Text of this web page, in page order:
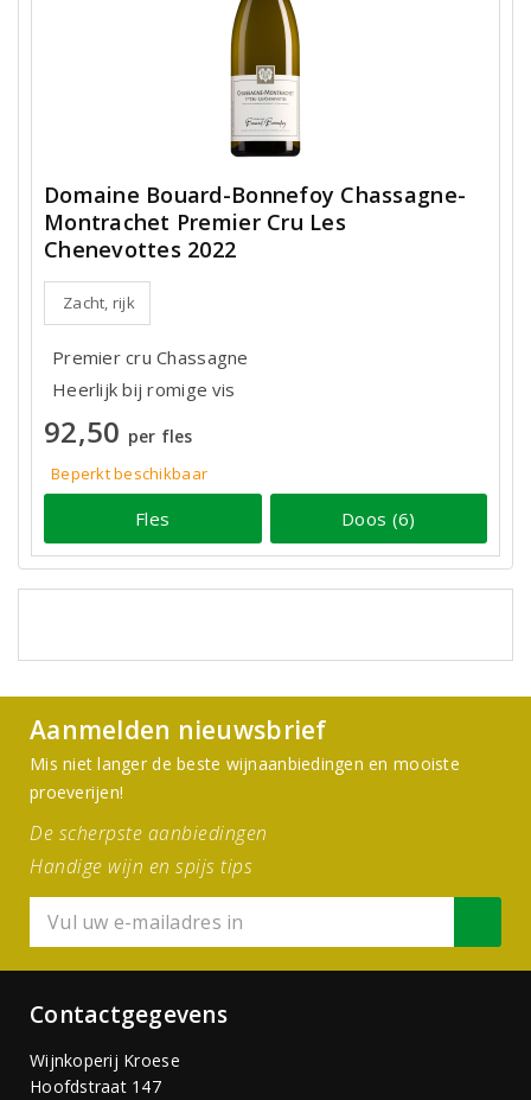
Domaine Bouard-Bonnefoy Chassagne-
Montrachet Premier Cru Les
Chenevottes 2022
Zacht, rijk
Premier cru Chassagne
Heerlijk bij romige vis
92,50 per fles
Beperkt beschikbaar
Fles Doos (6)
Aanmelden nieuwsbrief
Mis niet langer de beste wijnaanbiedingen en mooiste
proeverijen!
De scherpste aanbiedingen
Handige wijn en spijs tips
Contactgegevens
Wijnkoperij Kroese
Hoofdstraat 147